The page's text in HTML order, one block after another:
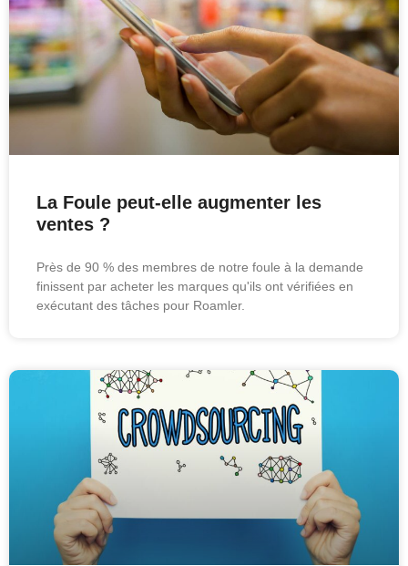
La Foule peut-elle augmenter les
ventes ?
Près de 90 % des membres de notre foule à la demande
finissent par acheter les marques qu'ils ont vérifiées en
exécutant des tâches pour Roamler.